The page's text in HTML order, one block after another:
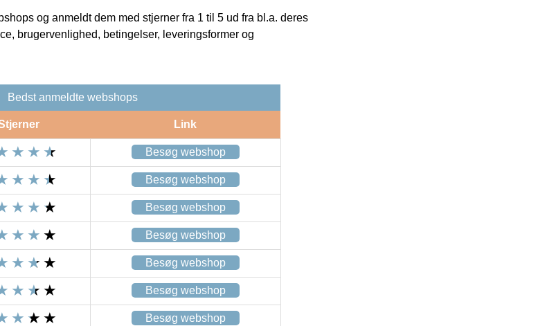
og anmeldt dem med stjerner fra 1 til 5 ud fra bl.a. deres
brugervenlighed, betingelser, leveringsformer og
Bedst anmeldte webshops
Link
Besøg webshop
Besøg webshop
Besøg webshop
Besøg webshop
Besøg webshop
Besøg webshop
Besøg webshop